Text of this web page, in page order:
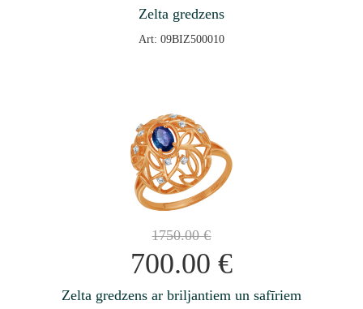
Zelta gredzens
Art: 09BIZ500010
1750.00€
700.00 €
Zelta gredzens ar briljantiem un safīriem